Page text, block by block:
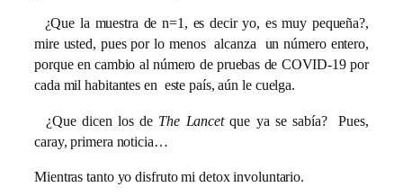
¿Que la muestra de n=1, es decir yo, es muy pequeña?,
mire usted, pues por lo menos alcanza un número entero,
porque en cambio al número de pruebas de COVID-19 por
cada mil habitantes en este país, aún le cuelga.
¿Que dicen los de The Lancetque ya se sabía? Pues,
caray, primera noticia…
Mientras tanto yo disfruto mi detox involuntario.